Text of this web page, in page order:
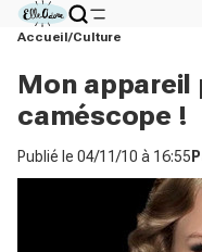
Accueil Culture
Mon appareil
caméscope !
Publié le 04/11/10 à 16:55